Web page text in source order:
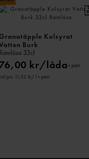
Granatäpple Kolsyrat
Burk
Ramlösa 33cl
76,00 kr/låda+ pant
11,52 kr/ l + pant